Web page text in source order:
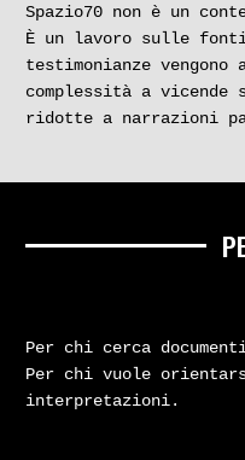
Spazio70 non è un
È un lavoro sulle
testimonianze
complessità a vicende
ridotte a narrazioni
Per chi cerca
Per chi vuole
interpretazioni.